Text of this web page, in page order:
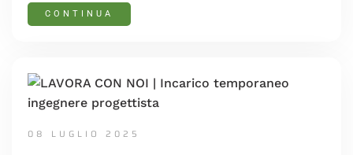
CONTINUA
08 LUGLIO 2025